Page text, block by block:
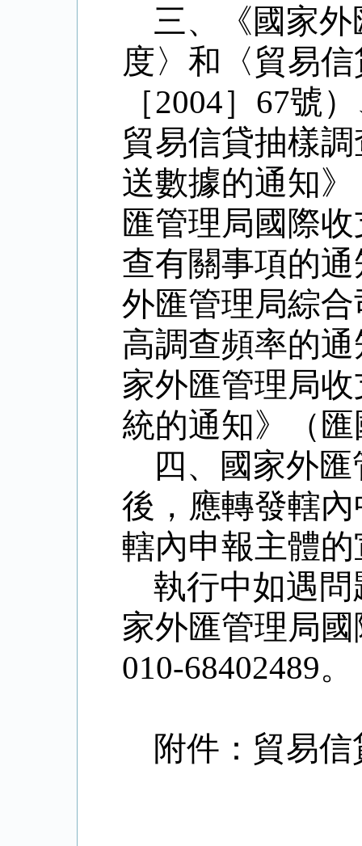
三、《國家
度〉和〈貿易
［2004］ 67號
貿易信貸抽樣
送數據的通知
匯管理局國際
查有關事項的
外匯管理局綜
高調查頻率的
家外匯管理局
統的通知》（
四、國家外
後，應轉發轄
轄內申報主體
執行中如遇
家外匯管理局
010-68402489。
附件：貿易